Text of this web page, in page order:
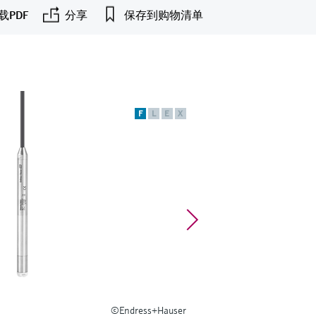
PDF 分享 保存到购物清单
F L E X
©Endress+Hauser